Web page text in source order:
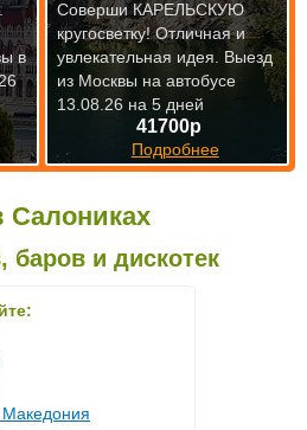
Салониках
баров и дискотек
Македония
в
41700р
Подробнее
Соверши КАРЕЛЬСКУЮ
кругосветку! Отличная и
увлекательная идея. Выезд
из Москвы на автобусе
13.08.26 на 5 дней